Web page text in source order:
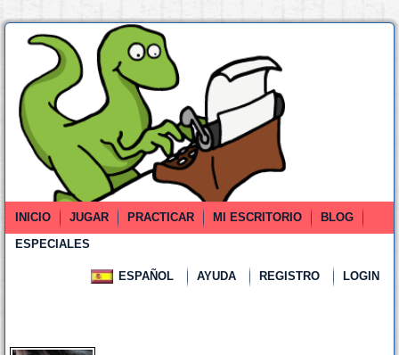
INICIO JUGAR PRACTICAR MI ESCRITORIO
BLOG
ESPECIALES
ESPAÑOL AYUDA REGISTRO LOGIN